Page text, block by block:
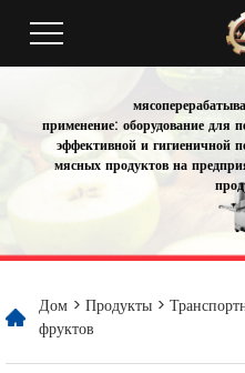
применение: оборудование для
эффективной и гигиеничной
мясных продуктов на
Дом > Продукты >
фруктов